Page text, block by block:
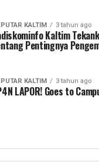
KALTIM 3 tahun ago
Kaltim
Pentingnya
KALTIM 3 tahun ago
LAPOR! Goes to